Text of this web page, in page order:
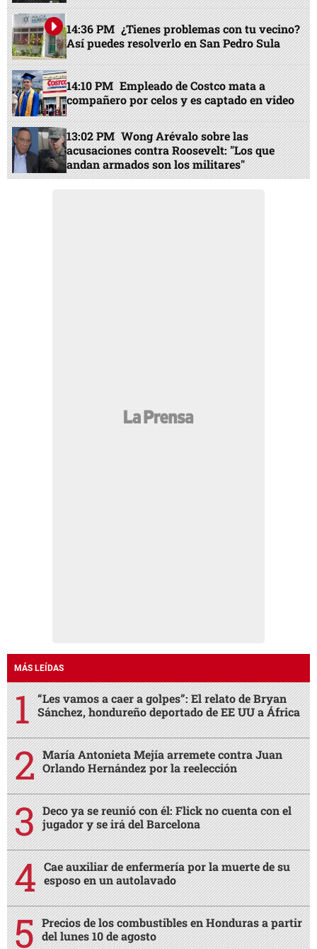
14:36 PM ¿Tienes problemas con tu vecino?
Así puedes resolverlo en San Pedro Sula
14:10 PM Empleado de Costco mata a
compañero por celos y es captado en video
13:02 PM Wong Arévalo sobre las
acusaciones contra Roosevelt: "Los que
andan armados son los militares"
MÁS LEÍDAS
“Les vamos a caer a golpes”: El relato de Bryan
Sánchez, hondureño deportado de EE UU a África
María Antonieta Mejía arremete contra Juan
Orlando Hernández por la reelección
Deco ya se reunió con él: Flick no cuenta con el
jugador y se irá del Barcelona
Cae auxiliar de enfermería por la muerte de su
esposo en un autolavado
Precios de los combustibles en Honduras a partir
del lunes 10 de agosto